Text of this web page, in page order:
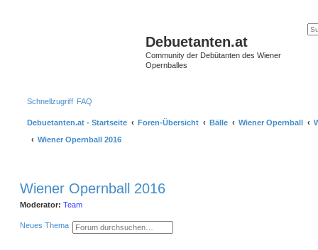
Debuetanten.at
Community der Debütanten des Wiener
Opernballes
Schnellzugriff FAQ
Debuetanten.at - Startseite Foren-Übersicht Bälle Wiener Opernball
Wiener Opernball 2016
Wiener Opernball 2016
Moderator: Team
Neues Thema S
u
E
r